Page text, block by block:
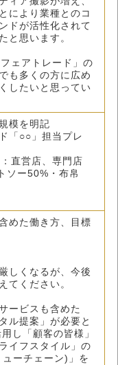
により業種とのコ
ドが活性化されて
と思います。
ェアトレード」の
も多くの方に広め
したいと思ってい
模を明記
「○○」担当プレ
直営店、専門店
ソー50%・布帛
めた働き方、目標
しくなるが、今後
てください。
ービスも含めた
ル提案」が必要と
し「顧客の皆様」
イフスタイル」の
ューチェーン)」を